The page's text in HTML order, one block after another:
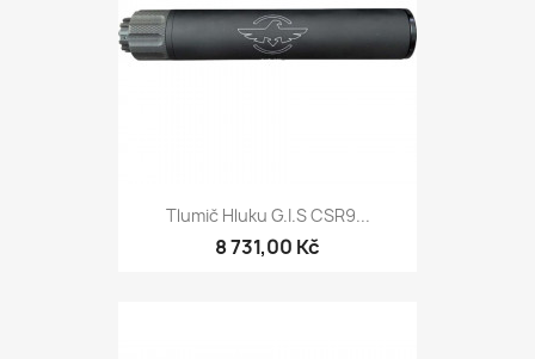
Tlumič Hluku G.I.S CSR9...
8 731,00 Kč